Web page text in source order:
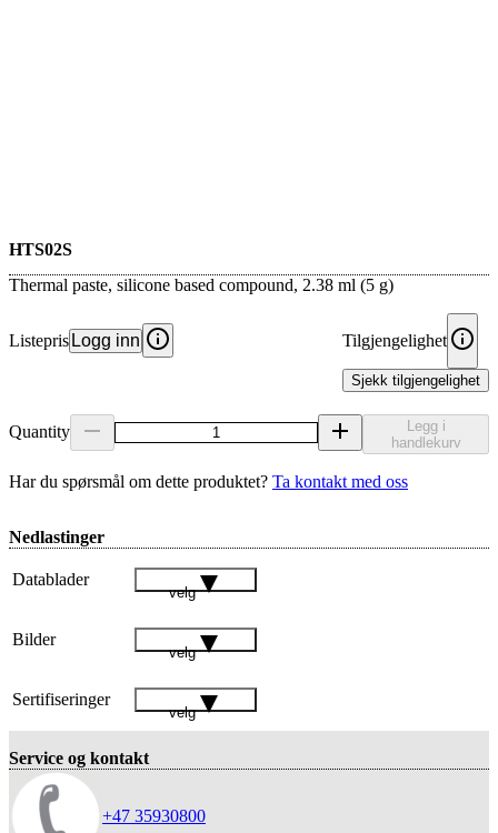
HTS02S
Thermal paste, silicone based compound, 2.38 ml (5 g)
Listepris Logg inn Tilgjengelighet
Sjekk tilgjengelighet
Quantity
Legg i
handlekurv
Har du spørsmål om dette produktet? Ta kontakt med oss
Nedlastinger
Datablader
velg
Bilder
velg
Sertifiseringer
velg
Service og kontakt
+47 35930800